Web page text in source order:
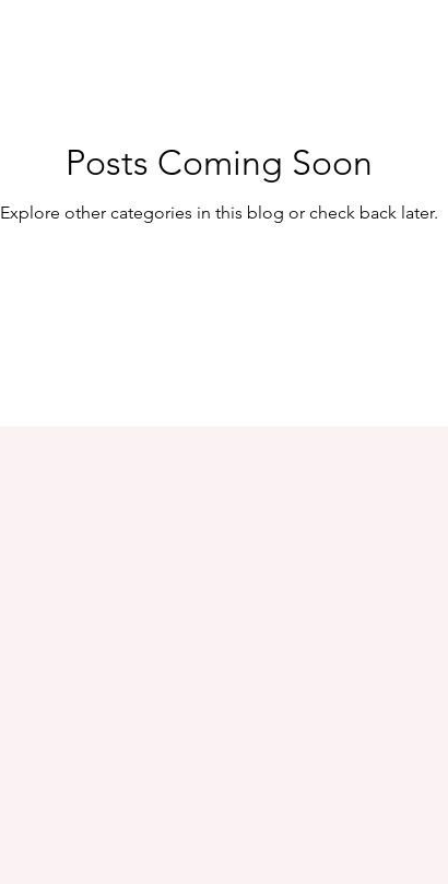
Posts Coming Soon
Explore other categories in this blog or check back later.